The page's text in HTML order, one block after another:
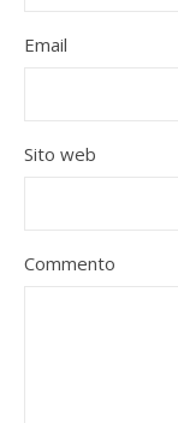
Email
Sito web
Commento